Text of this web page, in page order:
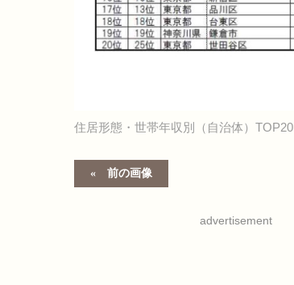
住居形態・世帯年収別（自治体）TOP20
前の画像
advertisement